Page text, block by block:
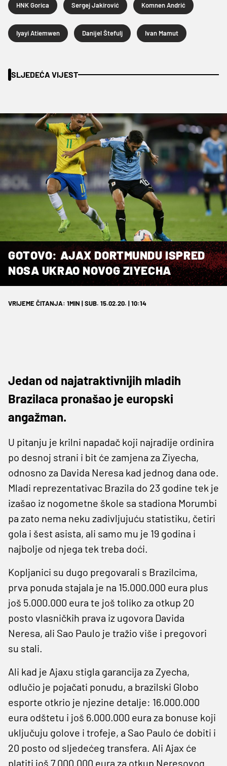
HNK Gorica Sergej Jakirović Komnen Andrić
Iyayi Atiemwen Danijel Štefulj Ivan Mamut
SLJEDEĆA VIJEST
GOTOVO: AJAX DORTMUNDU ISPRED
NOSA UKRAO NOVOG ZIYECHA
VRIJEME ČITANJA: 1MIN | SUB. 15.02.20. | 10:14
Jedan od najatraktivnijih mladih
Brazilaca pronašao je europski
angažman.
U pitanju je krilni napadač koji najradije ordinira
po desnoj strani i bit će zamjena za Ziyecha,
odnosno za Davida Neresa kad jednog dana ode.
Mladi reprezentativac Brazila do 23 godine tek je
izašao iz nogometne škole sa stadiona Morumbi
pa zato nema neku zadivljujuću statistiku, četiri
gola i šest asista, ali samo mu je 19 godina i
najbolje od njega tek treba doći.
Kopljanici su dugo pregovarali s Brazilcima,
prva ponuda stajala je na 15.000.000 eura plus
još 5.000.000 eura te još toliko za otkup 20
posto vlasničkih prava iz ugovora Davida
Neresa, ali Sao Paulo je tražio više i pregovori
su stali.
Ali kad je Ajaxu stigla garancija za Zyecha,
odlučio je pojačati ponudu, a brazilski Globo
esporte otkrio je njezine detalje: 16.000.000
eura odštetu i još 6.000.000 eura za bonuse koji
uključuju golove i trofeje, a Sao Paulo će dobiti i
20 posto od sljedećeg transfera. Ali Ajax će
platiti još 7.000.000 eura za otkup Neresovog